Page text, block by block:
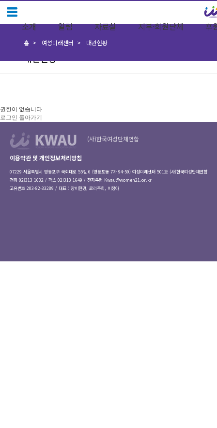
소개 알림 자료실 지부·회원단체 후
대관현황
홈 여성미래센터 대관현황
권한이 없습니다.
로그인 돌아가기
(사)한국여성단체연합
이용약관 및 개인정보처리방침
07229 서울특별시 영등포구 국회대로 55길 6 (영등포동 7가 94-59) 여성미래센터 501호 (사)한국여성단체연합
전화 02)313-1632 / 팩스 02)313-1649 / 전자우편 Kwau@women21.or.kr
고유번호 203-82-33289 / 대표 : 양이현경, 로리주희, 이정아